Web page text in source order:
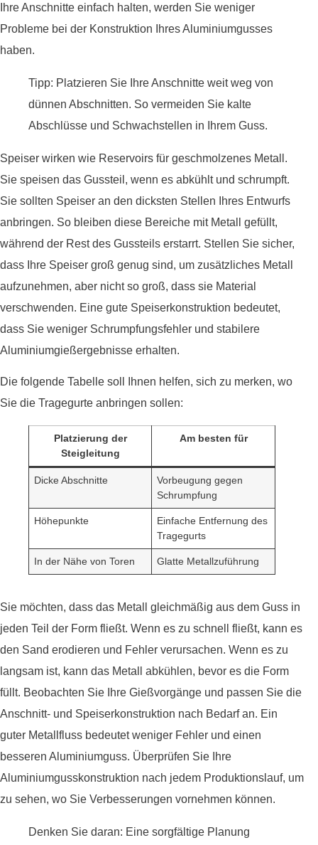
Ihre Anschnitte einfach halten, werden Sie weniger
Probleme bei der Konstruktion Ihres Aluminiumgusses
haben.
Tipp: Platzieren Sie Ihre Anschnitte weit weg von
dünnen Abschnitten. So vermeiden Sie kalte
Abschlüsse und Schwachstellen in Ihrem Guss.
Speiser wirken wie Reservoirs für geschmolzenes Metall.
Sie speisen das Gussteil, wenn es abkühlt und schrumpft.
Sie sollten Speiser an den dicksten Stellen Ihres Entwurfs
anbringen. So bleiben diese Bereiche mit Metall gefüllt,
während der Rest des Gussteils erstarrt. Stellen Sie sicher,
dass Ihre Speiser groß genug sind, um zusätzliches Metall
aufzunehmen, aber nicht so groß, dass sie Material
verschwenden. Eine gute Speiserkonstruktion bedeutet,
dass Sie weniger Schrumpfungsfehler und stabilere
Aluminiumgießergebnisse erhalten.
Die folgende Tabelle soll Ihnen helfen, sich zu merken, wo
Sie die Tragegurte anbringen sollen:
Platzierung der
Steigleitung
Am besten für
Dicke Abschnitte
Vorbeugung gegen
Schrumpfung
Höhepunkte
Einfache Entfernung des
Tragegurts
In der Nähe von Toren Glatte Metallzuführung
Sie möchten, dass das Metall gleichmäßig aus dem Guss in
jeden Teil der Form fließt. Wenn es zu schnell fließt, kann es
den Sand erodieren und Fehler verursachen. Wenn es zu
langsam ist, kann das Metall abkühlen, bevor es die Form
füllt. Beobachten Sie Ihre Gießvorgänge und passen Sie die
Anschnitt- und Speiserkonstruktion nach Bedarf an. Ein
guter Metallfluss bedeutet weniger Fehler und einen
besseren Aluminiumguss. Überprüfen Sie Ihre
Aluminiumgusskonstruktion nach jedem Produktionslauf, um
zu sehen, wo Sie Verbesserungen vornehmen können.
Denken Sie daran: Eine sorgfältige Planung